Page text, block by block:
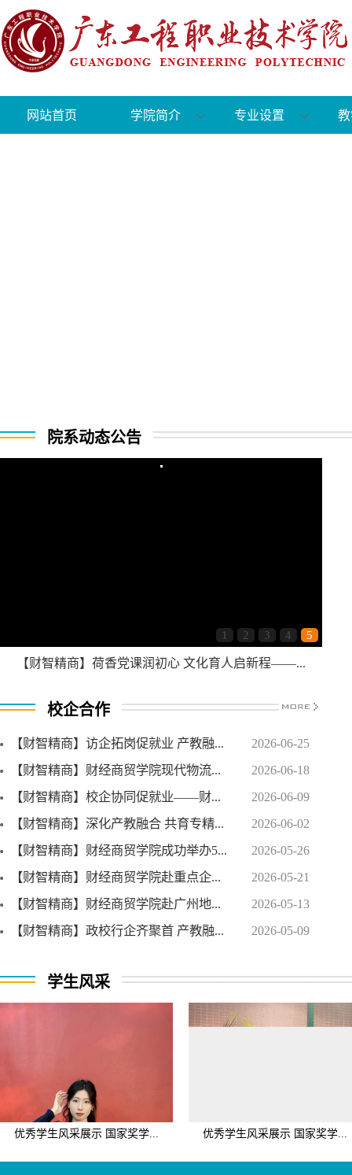
网站首页 学院简介 专业设置
院系动态公告
1 2 3 4 5
【财智精商】荷香党课润初心 文化育人启新程——...
校企合作
2026-06-25
【财智精商】访企拓岗促就业 产教融...
2026-06-18
【财智精商】财经商贸学院现代物流...
2026-06-09
【财智精商】校企协同促就业——财...
2026-06-02
【财智精商】深化产教融合 共育专精...
2026-05-26
【财智精商】财经商贸学院成功举办5...
2026-05-21
【财智精商】财经商贸学院赴重点企...
2026-05-13
【财智精商】财经商贸学院赴广州地...
2026-05-09
【财智精商】政校行企齐聚首 产教融...
学生风采
优秀学生风采展示 国家奖学... 优秀学生风采展示 国家奖学...